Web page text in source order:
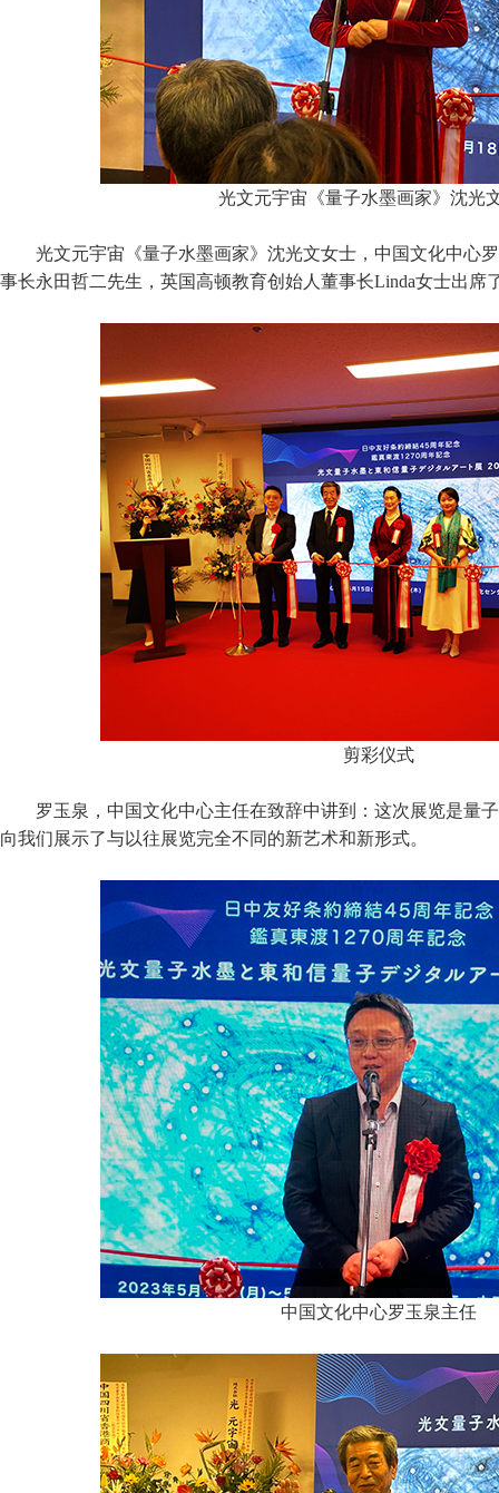
光文元宇宙《量子水墨画家》沈光
光文元宇宙《量子水墨画家》沈光文女士，中国文化中心
事长永田哲二先生，英国高顿教育创始人董事长Linda女士出席
剪彩仪式
罗玉泉，中国文化中心主任在致辞中讲到：这次展览是量
向我们展示了与以往展览完全不同的新艺术和新形式。
中国文化中心罗玉泉主任